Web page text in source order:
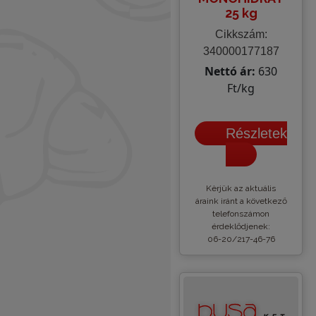
25 kg
Cikkszám:
340000177187
Nettó ár: 630
Ft/kg
Részletek
Kèrjük az aktuális
áraink iránt a következő
telefonszámon
érdeklődjenek:
06-20/217-46-76